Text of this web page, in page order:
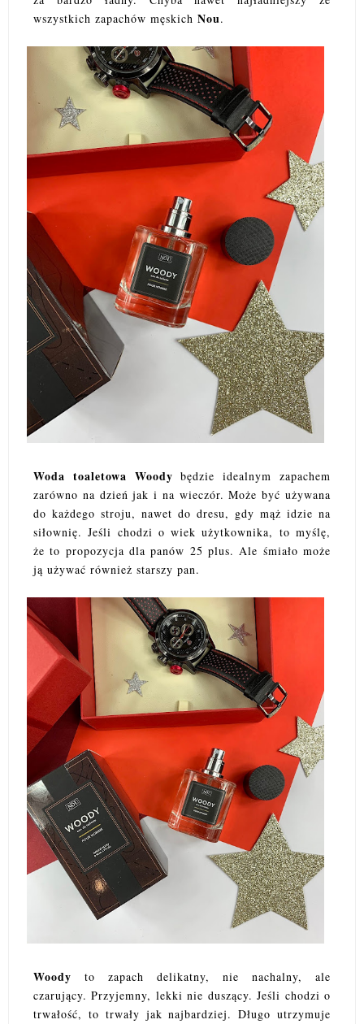
wszystkich zapachów męskich Nou.
Woda toaletowa Woody będzie idealnym zapachem
zarówno na dzień jak i na wieczór. Może być używana
do każdego stroju, nawet do dresu, gdy mąż idzie na
siłownię. Jeśli chodzi o wiek użytkownika, to myślę,
że to propozycja dla panów 25 plus. Ale śmiało może
ją używać również starszy pan.
Woody to zapach delikatny, nie nachalny, ale
czarujący. Przyjemny, lekki nie duszący. Jeśli chodzi o
trwałość, to trwały jak najbardziej. Długo utrzymuje